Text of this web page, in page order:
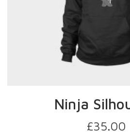
Ninja
£35.00